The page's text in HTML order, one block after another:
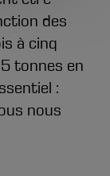
des
à cinq
tonnes en
:
nous